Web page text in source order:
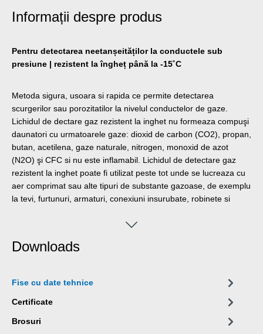
Informații despre produs
Pentru detectarea neetanșeităților la conductele sub
presiune | rezistent la îngheț până la -15˚C
Metoda sigura, usoara si rapida ce permite detectarea
scurgerilor sau porozitatilor la nivelul conductelor de gaze.
Lichidul de dectare gaz rezistent la inghet nu formeaza compuşi
daunatori cu urmatoarele gaze: dioxid de carbon (CO2), propan,
butan, acetilena, gaze naturale, nitrogen, monoxid de azot
(N2O) şi CFC si nu este inflamabil. Lichidul de detectare gaz
rezistent la inghet poate fi utilizat peste tot unde se lucreaza cu
aer comprimat sau alte tipuri de substante gazoase, de exemplu
la tevi, furtunuri, armaturi, conexiuni insurubate, robinete si
Downloads
Fise cu date tehnice
Certificate
Brosuri